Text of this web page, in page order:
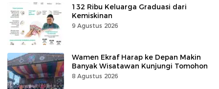
132 Ribu Keluarga Graduasi dari
Kemiskinan
9 Agustus 2026
Wamen Ekraf Harap ke Depan Makin
Banyak Wisatawan Kunjungi Tomohon
8 Agustus 2026